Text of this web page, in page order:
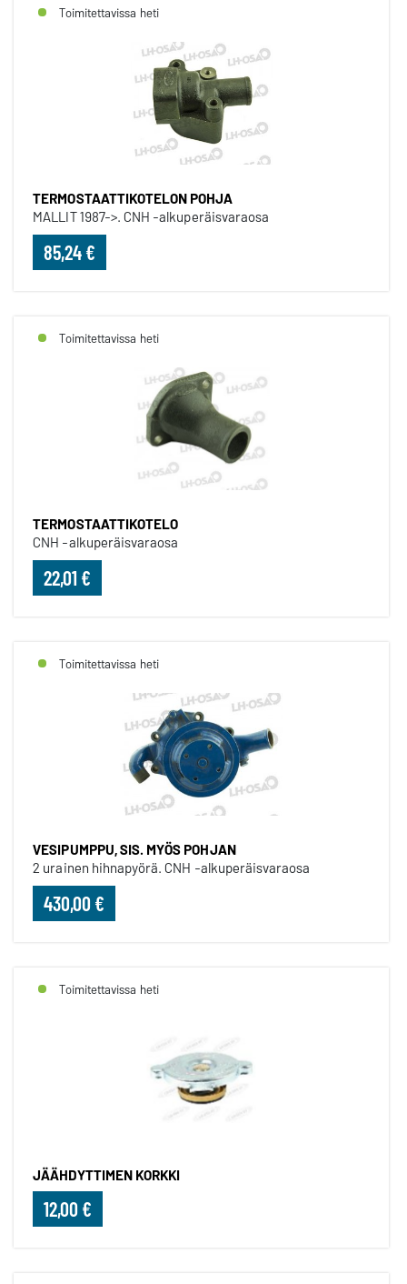
Toimitettavissa heti
TERMOSTAATTIKOTELON POHJA
MALLIT 1987->. CNH -alkuperäisvaraosa
85,24 €
Toimitettavissa heti
TERMOSTAATTIKOTELO
CNH -alkuperäisvaraosa
22,01 €
Toimitettavissa heti
VESIPUMPPU, SIS. MYÖS POHJAN
2 urainen hihnapyörä. CNH -alkuperäisvaraosa
430,00 €
Toimitettavissa heti
JÄÄHDYTTIMEN KORKKI
12,00 €